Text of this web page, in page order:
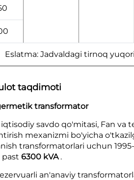
Eslatma: Jadvaldagi tirnoq
taqdimoti
transformator
savdo qo'mitasi, Fan
mexanizmi bo'yicha
transformatorlari uchun
6300 kVA .
an'anaviy